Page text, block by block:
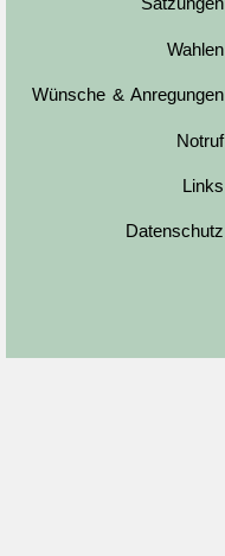
Wahlen
Wünsche & Anregungen
Notruf
Links
Datenschutz